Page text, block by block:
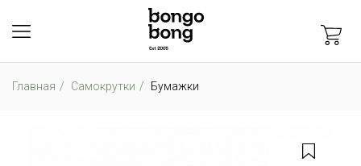
Главная Самокрутки Бумажки